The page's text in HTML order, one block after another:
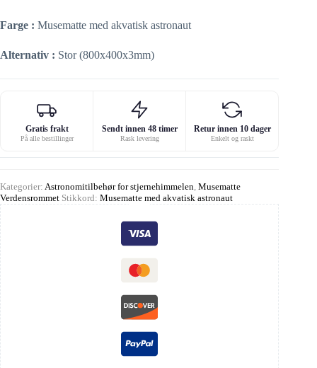
Farge : Musematte med akvatisk astronaut
Alternativ : Stor (800x400x3mm)
Gratis frakt
På alle bestillinger
Sendt innen 48 timer
Rask levering
Retur innen 10 dager
Enkelt og raskt
Kategorier: Astronomitilbehør for stjernehimmelen Musematte
Verdensrommet Stikkord: Musematte med akvatisk astronaut